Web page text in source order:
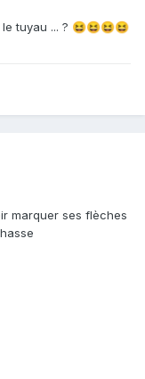
tuyau ... ? 😆😆😆😆
marquer ses flèches